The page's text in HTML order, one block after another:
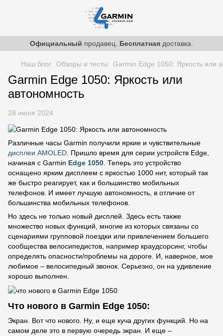
Официальный продавец. Бесплатная доставка.
Наш блог Обзоры и тесты Garmin Edge 1050: Яркость или
Garmin Edge 1050: Яркость или
автономность
28 июня 2024
Различные часы Garmin получили яркие и чувствительные
дисплеи AMOLED. Пришло время для серии устройств Edge,
начиная с Garmin Edge 1050. Теперь это устройство
оснащено ярким дисплеем с яркостью 1000 нит, который так
же быстро реагирует, как и большинство мобильных
телефонов. И имеет лучшую автономность, в отличие от
большинства мобильных телефонов.
Но здесь не только новый дисплей. Здесь есть также
множество новых функций, многие из которых связаны со
сценариями групповой поездки или привлечением большего
сообщества велосипедистов, например краудсорсинг, чтобы
определять опасности/проблемы на дороге. И, наверное, мое
любимое – велосипедный звонок. Серьезно, он на удивление
хорошо выполнен.
Что нового в Garmin Edge 1050:
Экран. Вот что нового. Ну, и еще куча других функций. Но на
самом деле это в первую очередь экран. И еще –